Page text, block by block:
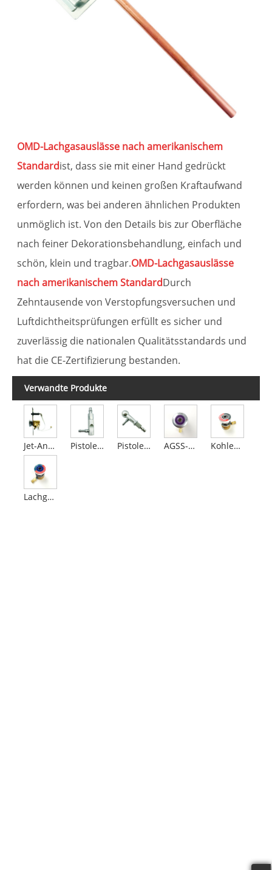
OMD-Lachgasauslässe nach amerikanischem
Standardist, dass sie mit einer Hand gedrückt
werden können und keinen großen Kraftaufwand
erfordern, was bei anderen ähnlichen Produkten
unmöglich ist. Von den Details bis zur Oberfläche
nach feiner Dekorationsbehandlung, einfach und
schön, klein und tragbar.OMD-Lachgasauslässe
nach amerikanischem StandardDurch
Zehntausende von Verstopfungsversuchen und
Luftdichtheitsprüfungen erfüllt es sicher und
zuverlässig die nationalen Qualitätsstandards und
hat die CE-Zertifizierung bestanden.
Verwandte Produkte
Jet-Anästhesie-Gasentladungsgerät Pistolenstecker mit geradem Griff Pistolenstecker mit Kugelkopf AGSS-Filialen nach britischem Standard Kohlendioxidauslässe nach britischem Standard
Lachgas-Auslässe nach britischem Standard